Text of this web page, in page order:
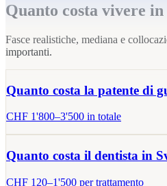
Quanto costa vivere in
Fasce realistiche, mediana e
importanti.
Quanto costa la patente di
CHF 1'800–3'500 in totale
Quanto costa il dentista in
CHF 120–1'500 per trattamento